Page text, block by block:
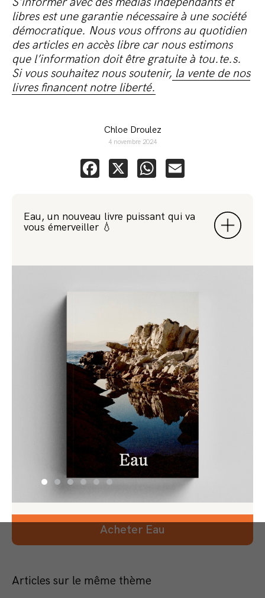
libres est une garantie nécessaire à une société
démocratique. Nous vous offrons au quotidien
des articles en accès libre car nous estimons
que l’information doit être gratuite à tou.te.s.
Si vous souhaitez nous soutenir, la vente de nos
livres financent notre liberté.
Chloe Droulez
4 novembre 2024
Facebook
X WhatsApp
Eau, un nouveau livre puissant qui va
vous émerveiller 💧
Acheter Eau
Articles sur le même thème